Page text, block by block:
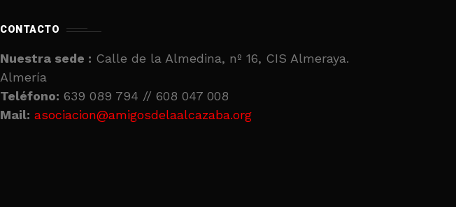
CONTACTO
Nuestra sede : Calle de la Almedina, nº 16, CIS Almeraya.
Almería
Teléfono: 639 089 794 // 608 047 008
Mail: asociacion@amigosdelaalcazaba.org